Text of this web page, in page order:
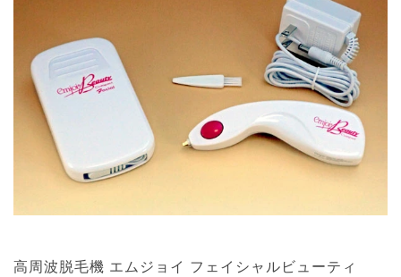
高周波脱毛機 エムジョイ フェイシャルビューティ